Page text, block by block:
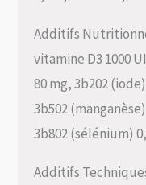
Additifs
vitamine D3 1000
80 mg, 3b202
3b502
3b802 (sélénium)
Additifs